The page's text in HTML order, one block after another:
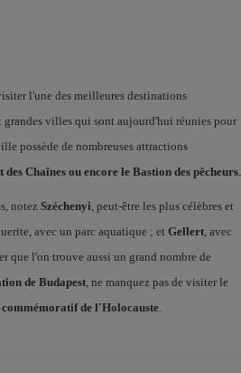
l'une des meilleures destinations
grandes villes qui sont aujourd'hui réunies pour
possède de nombreuses attractions
Chaînes ou encore le Bastion des pêcheurs.
notez Széchenyi, peut-être les plus célèbres et
avec un parc aquatique ; etGellert, avec
que l'on trouve aussi un grand nombre de
de Budapest, ne manquez pas de visiter le
de l'Holocauste.